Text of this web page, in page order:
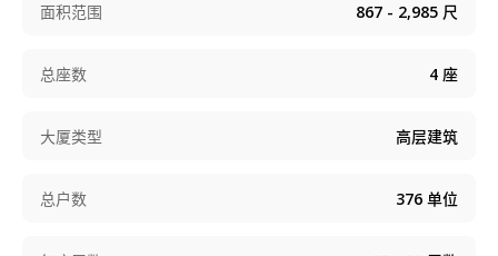
面积范围 867 - 2,985 尺
总座数 4 座
大厦类型 高层建筑
总户数 376 单位